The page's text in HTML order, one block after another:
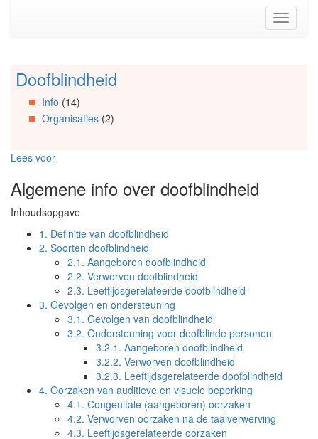
(Accesskey
Toggle
Spring
Artikels
Spring
Spring
Organisaties
Spring
naar
Social
media
Doofblindheid
Info (14)
Organisaties(2)
Lees voor
Algemene info over doofblindheid
Inhoudsopgave
1. Definitie van doofblindheid
2. Soorten doofblindheid
2.1. Aangeboren doofblindheid
2.2. Verworven doofblindheid
2.3. Leeftijdsgerelateerde doofblindheid
3. Gevolgen en ondersteuning
3.1. Gevolgen van doofblindheid
3.2. Ondersteuning voor doofblinde personen
3.2.1. Aangeboren doofblindheid
3.2.2. Verworven doofblindheid
3.2.3. Leeftijdsgerelateerde doofblindheid
4. Oorzaken van auditieve en visuele beperking
4.1. Congenitale (aangeboren) oorzaken
4.2. Verworven oorzaken na de taalverwerving
4.3. Leeftijdsgerelateerde oorzaken